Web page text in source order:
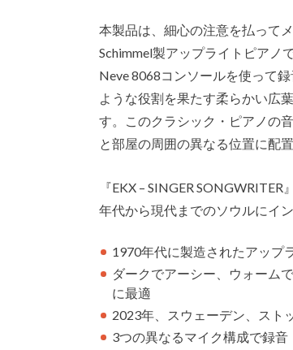
本製品は、細心の注意を払って
Schimmel製アップライトピアノ
Neve 8068コンソールを使って
ような役割を果たす柔らかい広
す。このクラシック・ピアノの
と部屋の周囲の異なる位置に配
『EKX – SINGER
年代から現代までのソウルにイ
1970年代に製造されたアップ
ダークでアーシー、ウォーム
に最適
2023年、スウェーデン、スト
3つの異なるマイク構成で録音